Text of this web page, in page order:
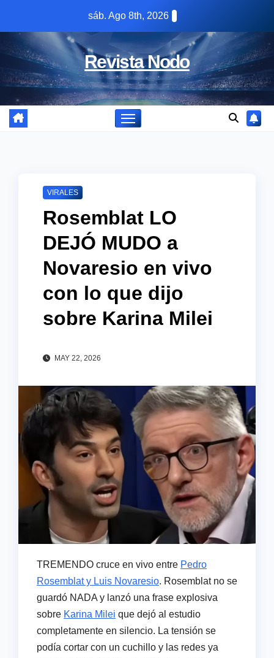
content
sáb. Ago 8th, 2026
Revista Nodo
VIRALES
Rosemblat LO
DEJÓ MUDO a
Novaresio en vivo
con lo que dijo
sobre Karina Milei
MAY 22, 2026
TREMENDO cruce en vivo entre Pedro
Rosemblat y Luis Novaresio. Rosemblat no se
guardó NADA y lanzó una frase explosiva
sobre Karina Milei que dejó al estudio
completamente en silencio. La tensión se
podía cortar con un cuchillo y las redes ya